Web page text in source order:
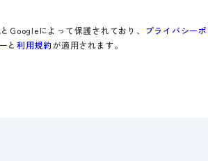
Googleによって保護されており、 プライバシーポ
と 利用規約が適用されます。